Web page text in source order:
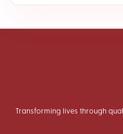
Transforming lives through